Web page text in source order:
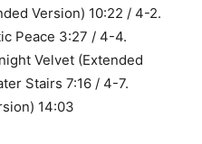
Version) 10:22 / 4-2.
Peace 3:27 / 4-4.
Velvet (Extended
Stairs 7:16 / 4-7.
14:03